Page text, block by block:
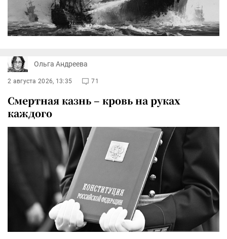
Ольга Андреева
2 августа 2026, 13:35 71
Смертная казнь – кровь на руках
каждого